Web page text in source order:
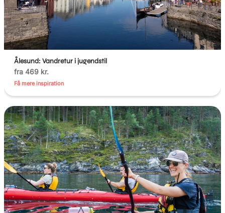
Ålesund: Vandretur i jugendstil
fra 469 kr.
Få mere inspiration